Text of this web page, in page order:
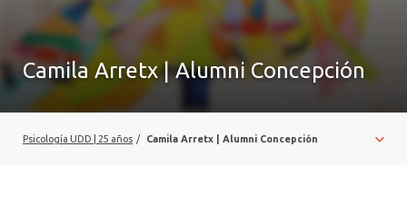
TESTIMONIOS
NUESTRA HISTORIA
REGISTRO FOTOGRÁFICO
Camila Arretx | Alumni Concepción
Psicología UDD | 25 años / Camila Arretx | Alumni Concepción